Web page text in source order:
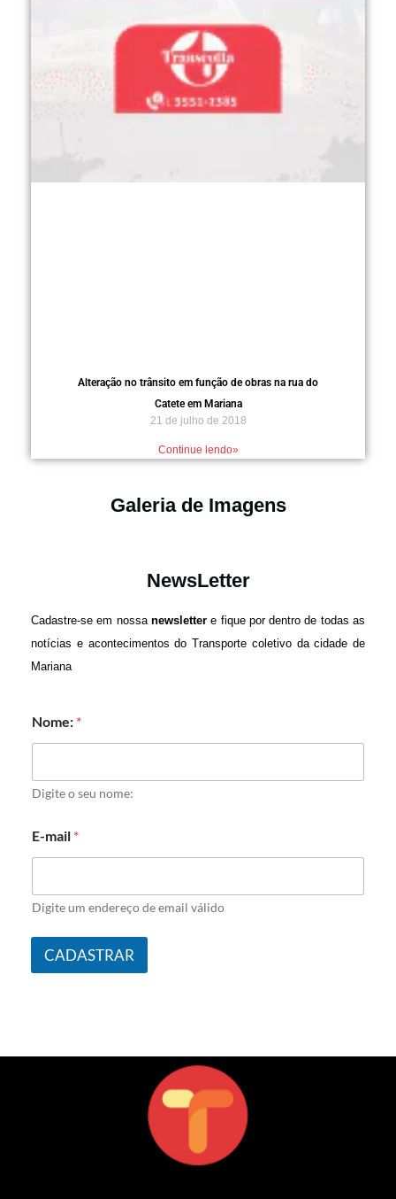
Alteração no trânsito em função de obras na rua do
Catete em Mariana
21 de julho de 2018
Continue lendo»
Galeria de Imagens
NewsLetter
Cadastre-se em nossa newslettere fique por dentro de todas as
notícias e acontecimentos do Transporte coletivo da cidade de
Mariana
Nome: *
Digite o seu nome:
E-mail *
Digite um endereço de email válido
CADASTRAR